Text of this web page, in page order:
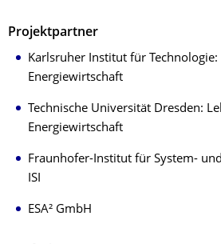
Projektpartner
Karlsruher Institut für
Energiewirtschaft
Technische Universität Dresden:
Energiewirtschaft
Fraunhofer-Institut für System-
ISI
ESA² GmbH